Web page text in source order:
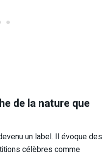
de la nature que
un label. Il évoque des
célèbres comme